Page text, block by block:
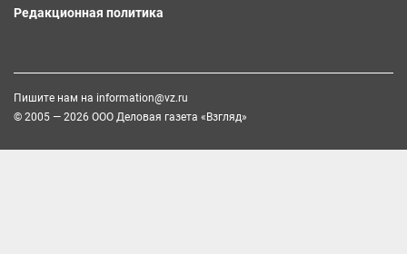
Редакционная политика
Пишите нам на information@vz.ru
© 2005 — 2026 ООО Деловая газета «Взгляд»